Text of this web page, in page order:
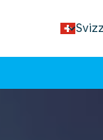
keyboard_arrow_down